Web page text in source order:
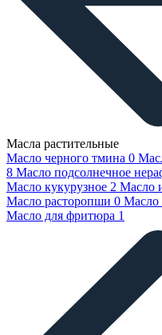
Масла растительные
Масло черного тмина 0
8 Масло подсолнечное
Масло кукурузное 2 Масло
Масло расторопши 0 Масло
Масло для фритюра 1